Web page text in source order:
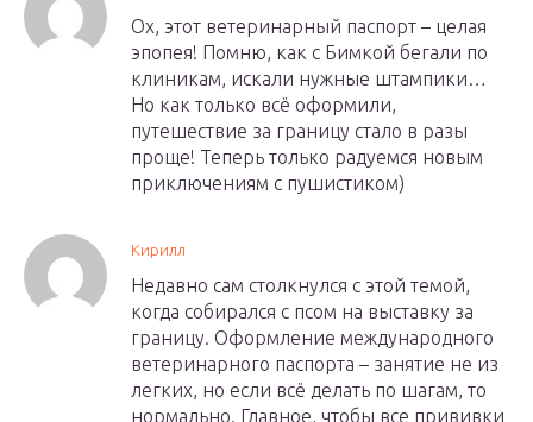
Ох, этот ветеринарный паспорт – целая
эпопея! Помню, как с Бимкой бегали по
клиникам, искали нужные штампики…
Но как только всё оформили,
путешествие за границу стало в разы
проще! Теперь только радуемся новым
приключениям с пушистиком)
Кирилл
Недавно сам столкнулся с этой темой,
когда собирался с псом на выставку за
границу. Оформление международного
ветеринарного паспорта – занятие не из
легких, но если всё делать по шагам, то
нормально. Главное, чтобы все прививки